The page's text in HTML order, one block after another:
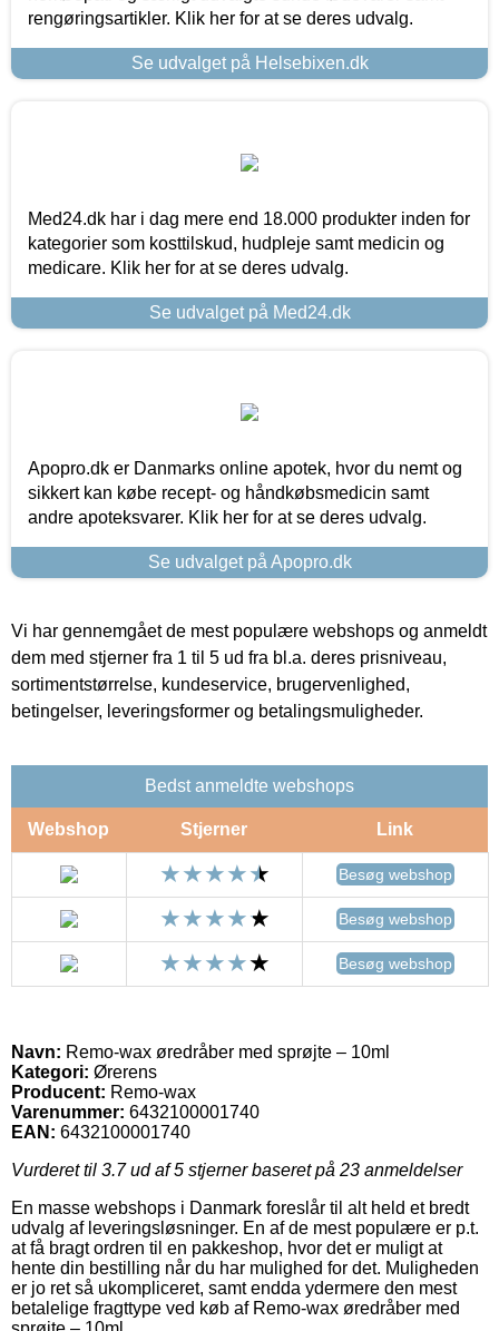
rengøringsartikler. Klik her for at se deres udvalg.
Se udvalget på Helsebixen.dk
Med24.dk har i dag mere end 18.000 produkter inden for
kategorier som kosttilskud, hudpleje samt medicin og
medicare. Klik her for at se deres udvalg.
Se udvalget på Med24.dk
Apopro.dk er Danmarks online apotek, hvor du nemt og
sikkert kan købe recept- og håndkøbsmedicin samt
andre apoteksvarer. Klik her for at se deres udvalg.
Se udvalget på Apopro.dk
Vi har gennemgået de mest populære webshops og anmeldt
dem med stjerner fra 1 til 5 ud fra bl.a. deres prisniveau,
sortimentstørrelse, kundeservice, brugervenlighed,
betingelser, leveringsformer og betalingsmuligheder.
Bedst anmeldte webshops
Webshop Stjerner Link
Besøg webshop
Besøg webshop
Besøg webshop
Navn: Remo-wax øredråber med sprøjte – 10ml
Kategori: Ørerens
Producent: Remo-wax
Varenummer: 6432100001740
EAN: 6432100001740
Vurderet til 3.7ud af 5 stjerner baseret på 23 anmeldelser
En masse webshops i Danmark foreslår til alt held et bredt
udvalg af leveringsløsninger. En af de mest populære er p.t.
at få bragt ordren til en pakkeshop, hvor det er muligt at
hente din bestilling når du har mulighed for det. Muligheden
er jo ret så ukompliceret, samt endda ydermere den mest
betalelige fragttype ved køb af Remo-wax øredråber med